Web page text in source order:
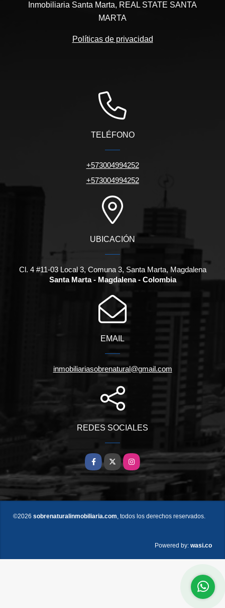
Inmobiliaria Santa Marta, REAL STATE SANTA
MARTA
Políticas de privacidad
TELÉFONO
+573004994252
+573004994252
UBICACIÓN
Cl. 4 #11-03 Local 3, Comuna 3, Santa Marta, Magdalena
Santa Marta - Magdalena - Colombia
EMAIL
inmobiliariasobrenatural@gmail.com
REDES SOCIALES
Facebook
X Instagram
©2026 sobrenaturalinmobiliaria.com, todos los derechos reservados.
Powered by: wasi.co